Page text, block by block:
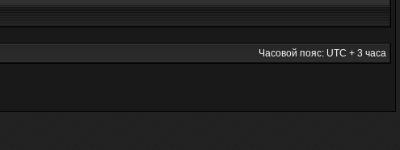
Часовой пояс: UTC + 3 часа